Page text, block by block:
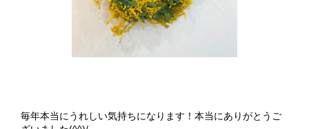
毎年本当にうれしい気持ちになります！本当にありがとうご